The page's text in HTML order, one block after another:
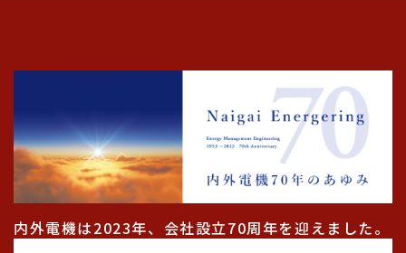
内外電機は2023年、会社設立70周年を迎えました。